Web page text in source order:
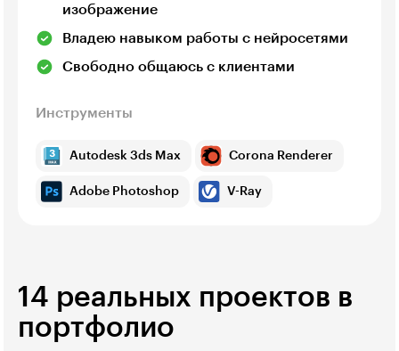
изображение
Владею навыком работы с нейросетями
Свободно общаюсь с клиентами
Инструменты
Autodesk 3ds Max Corona Renderer
Adobe Photoshop V-Ray
14 реальных проектов в
портфолио